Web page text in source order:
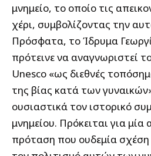
μνημείο, το οποίο τις
χέρι, συμβολίζοντας την
Πρόσφατα, το Ίδρυμα
πρότεινε να αναγνωριστεί
Unesco «ως διεθνές
της βίας κατά των
ουσιαστικά τον ιστορικό
μνημείου. Πρόκειται για
πρόταση που ουδεμία σχέση